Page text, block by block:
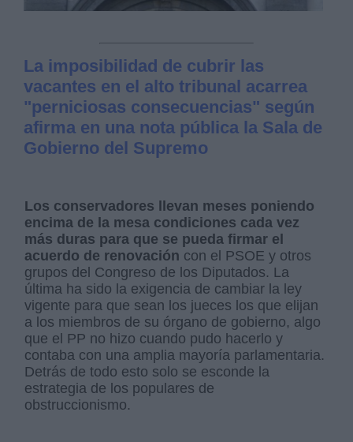
La imposibilidad de cubrir las
vacantes en el alto tribunal acarrea
"perniciosas consecuencias" según
afirma en una nota pública la Sala de
Gobierno del Supremo
Los conservadores llevan meses poniendo
encima de la mesa condiciones cada vez
más duras para que se pueda firmar el
acuerdo de renovación con el PSOE y otros
grupos del Congreso de los Diputados. La
última ha sido la exigencia de cambiar la ley
vigente para que sean los jueces los que elijan
a los miembros de su órgano de gobierno, algo
que el PP no hizo cuando pudo hacerlo y
contaba con una amplia mayoría parlamentaria.
Detrás de todo esto solo se esconde la
estrategia de los populares de
obstruccionismo.